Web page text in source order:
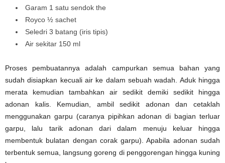
Garam 1 satu sendok the
Royco ½ sachet
Seledri 3 batang (iris tipis)
Air sekitar 150 ml
Proses pembuatannya adalah campurkan semua bahan yang
sudah disiapkan kecuali air ke dalam sebuah wadah. Aduk hingga
merata kemudian tambahkan air sedikit demiki sedikit hingga
adonan kalis. Kemudian, ambil sedikit adonan dan cetaklah
menggunakan garpu (caranya pipihkan adonan di bagian terluar
garpu, lalu tarik adonan dari dalam menuju keluar hingga
membentuk bulatan dengan corak garpu). Apabila adonan sudah
terbentuk semua, langsung goreng di penggorengan hingga kuning